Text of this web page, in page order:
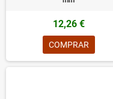
12,26 €
COMPRAR